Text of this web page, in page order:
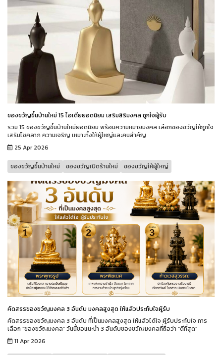
ของขวัญขึ้นบ้านใหม่ 15 ไอเดียยอดนิยม เสริมสิริมงคล ถูกใจผู้รับ
รวม 15 ของขวัญขึ้นบ้านใหม่ยอดนิยม พร้อมความหมายมงคล เลือกของขวัญให้ถูกใจ
เสริมโชคลาภ ความเจริญ เหมาะทั้งให้ผู้ใหญ่และคนสำคัญ
25 Apr 2026
ของขวัญขึ้นบ้านใหม่ ของขวัญเปิดร้านใหม่ ของขวัญให้ผู้ใหญ่
คัดสรรของขวัญมงคล 3 อันดับ มงคลสูงสุด ให้แล้วประทับใจผู้รับ
คัดสรรของขวัญมงคล 3 อันดับ ที่เป็นมงคลสูงสุด ให้แล้วได้ใจ ผู้รับประทับใจ การ
เลือก “ของขวัญมงคล” วันนี้ขอแนะนำ 3 อันดับของขวัญมงคลที่ถือว่า “ดีที่สุด”
11 Apr 2026